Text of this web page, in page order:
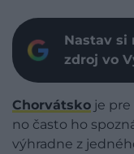
Nastav si
zdroj vo
Chorvátsko je
no často ho
výhradne z